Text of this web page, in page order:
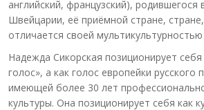
английский, французский), родившегося
Швейцарии, её приёмной стране,
отличается своей
Надежда Сикорская позиционирует себя
голос», а как голос европейки русского
имеющей более 30 лет
культуры. Она позиционирует себя как